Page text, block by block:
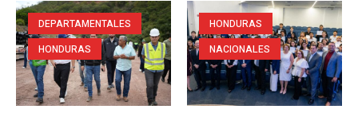
DEPARTAMENTALES
HONDURAS
HONDURAS
NACIONALES